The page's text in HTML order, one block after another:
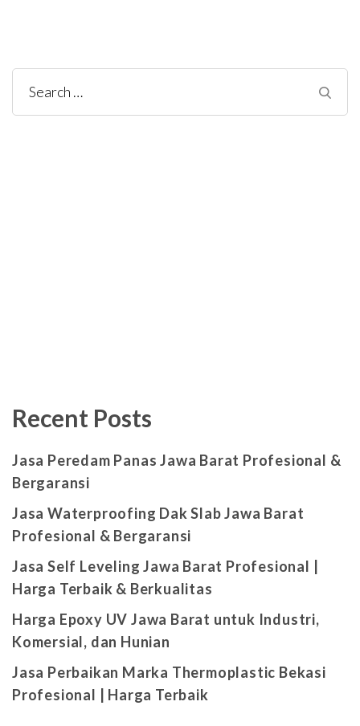
Search
for:
Recent Posts
Jasa Peredam Panas Jawa Barat Profesional &
Bergaransi
Jasa Waterproofing Dak Slab Jawa Barat
Profesional & Bergaransi
Jasa Self Leveling Jawa Barat Profesional |
Harga Terbaik & Berkualitas
Harga Epoxy UV Jawa Barat untuk Industri,
Komersial, dan Hunian
Jasa Perbaikan Marka Thermoplastic Bekasi
Profesional | Harga Terbaik